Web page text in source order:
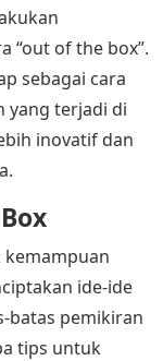
“out of the box”.
sebagai cara
yang terjadi di
inovatif dan
kemampuan
ide-ide
batas pemikiran
tips untuk